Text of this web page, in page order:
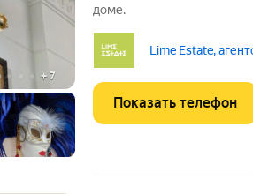
+ 7
доме.
Lime Estate,
Показать телефон